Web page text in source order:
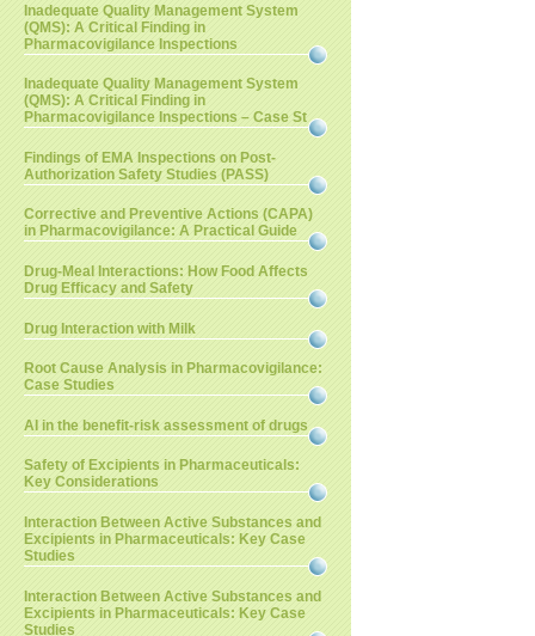
Inadequate Quality Management System
(QMS): A Critical Finding in
Pharmacovigilance Inspections
Inadequate Quality Management System
(QMS): A Critical Finding in
Pharmacovigilance Inspections – Case St
Findings of EMA Inspections on Post-
Authorization Safety Studies (PASS)
Corrective and Preventive Actions (CAPA)
in Pharmacovigilance: A Practical Guide
Drug-Meal Interactions: How Food Affects
Drug Efficacy and Safety
Drug Interaction with Milk
Root Cause Analysis in Pharmacovigilance:
Case Studies
AI in the benefit-risk assessment of drugs
Safety of Excipients in Pharmaceuticals:
Key Considerations
Interaction Between Active Substances and
Excipients in Pharmaceuticals: Key Case
Studies
Interaction Between Active Substances and
Excipients in Pharmaceuticals: Key Case
Studies